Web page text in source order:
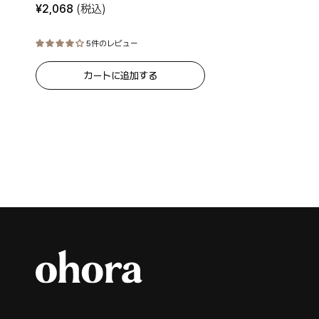
¥2,068 (税込)
5件のレビュー
カートに追加する